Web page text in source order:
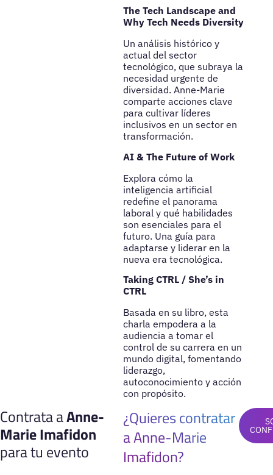
The Tech Landscape and
Why Tech Needs Diversity
Un análisis histórico y
actual del sector
tecnológico, que subraya la
necesidad urgente de
diversidad. Anne-Marie
comparte acciones clave
para cultivar líderes
inclusivos en un sector en
transformación.
AI & The Future of Work
Explora cómo la
inteligencia artificial
redefine el panorama
laboral y qué habilidades
son esenciales para el
futuro. Una guía para
adaptarse y liderar en la
nueva era tecnológica.
Taking CTRL / She’s in
CTRL
Basada en su libro, esta
charla empodera a la
audiencia a tomar el
control de su carrera en un
mundo digital, fomentando
liderazgo,
autoconocimiento y acción
con propósito.
Contrata aAnne-
Marie Imafidon
para tu evento
¿Quieres contratar
a Anne-Marie
Imafidon?